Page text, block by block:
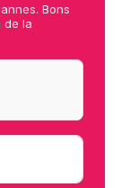
Bons
de la